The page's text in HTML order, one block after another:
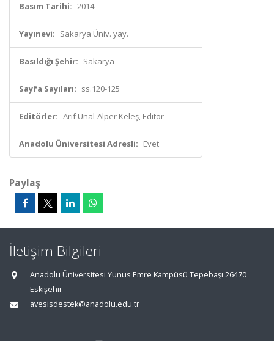
Basım Tarihi: 2014
Yayınevi: Sakarya Üniv. yay.
Basıldığı Şehir: Sakarya
Sayfa Sayıları: ss.120-125
Editörler: Arif Ünal-Alper Keleş, Editör
Anadolu Üniversitesi Adresli: Evet
Paylaş
İletişim Bilgileri
Anadolu Üniversitesi Yunus Emre Kampüsü Tepebaşı 26470
Eskişehir
avesisdestek@anadolu.edu.tr